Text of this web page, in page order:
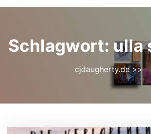
Schlagwort: ulla
cjdaugherty.de>>